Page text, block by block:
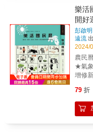
開始
意對
你值
樂省
就會
實習
驟 』
用。
農半
田地
過度
之外
一開
慢慢
萱說
都會
事業
自己
裡的
靜的
樂活
開好
(增
彭啟
遠流
2024/
農民
★氣
增修
島，
更迭
趣民
79 折